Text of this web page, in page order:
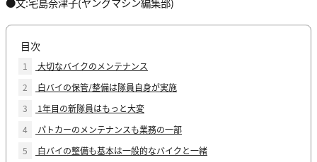
目次
1
大切なバイクのメンテナンス
2
白バイの保管/整備は隊員自身が実施
3
1年目の新隊員はもっと大変
4
パトカーのメンテナンスも業務の一部
5
白バイの整備も基本は一般的なバイクと一緒